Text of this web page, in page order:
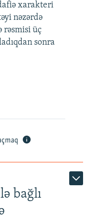
xarakteri
nəzərdə
rəsmisi üç
sonra
bağlı